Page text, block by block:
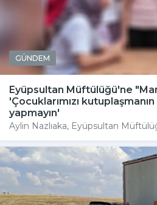
GÜNDEM
Eyüpsultan Müftülüğü'ne
'Çocuklarımızı
yapmayın'
Aylin Nazlıaka, Eyüpsultan